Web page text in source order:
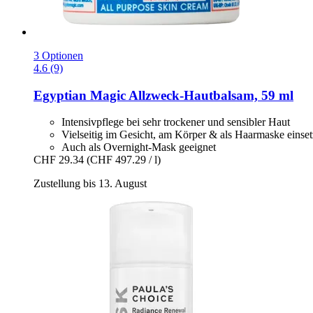
3 Optionen
4.6 (9)
Egyptian Magic Allzweck-​Hautbalsam, 59 ml
Intensivpflege bei sehr trockener und sensibler Haut
Vielseitig im Gesicht, am Körper & als Haarmaske
Auch als Overnight-Mask geeignet
CHF 29.34 (CHF 497.29 / l)
Zustellung bis 13. August